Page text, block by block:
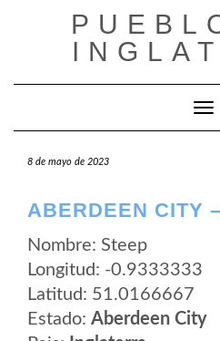
8 de mayo de 2023
ABERDEEN CITY
Nombre: Steep
Longitud: -0.9333333
Latitud: 51.0166667
Estado: Aberdeen City